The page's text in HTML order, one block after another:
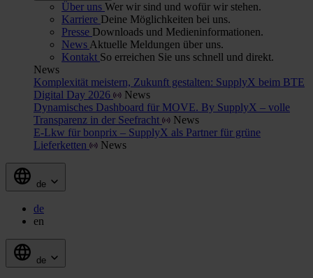
Über uns Wer wir sind und wofür wir stehen.
Karriere Deine Möglichkeiten bei uns.
Presse Downloads und Medieninformationen.
News Aktuelle Meldungen über uns.
Kontakt So erreichen Sie uns schnell und direkt.
News
Komplexität meistern, Zukunft gestalten: SupplyX beim BTE
Digital Day 2026
News
Dynamisches Dashboard für MOVE. By SupplyX – volle
Transparenz in der Seefracht
News
E-Lkw für bonprix – SupplyX als Partner für grüne
Lieferketten
News
de
de
en
de